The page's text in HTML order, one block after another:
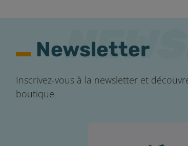
Newsletter
Inscrivez-vous à la newsletter et
boutique